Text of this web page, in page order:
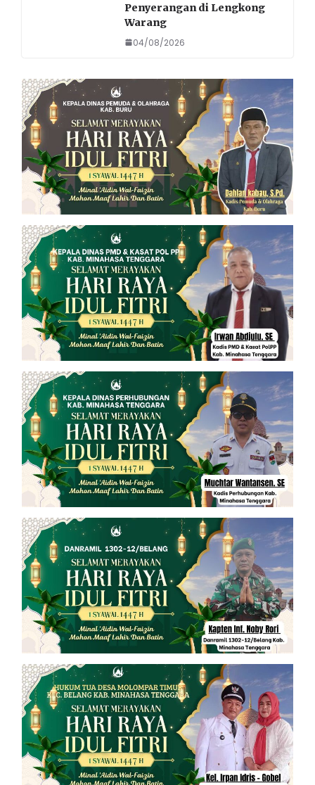
Penyerangan di Lengkong
Warang
04/08/2026